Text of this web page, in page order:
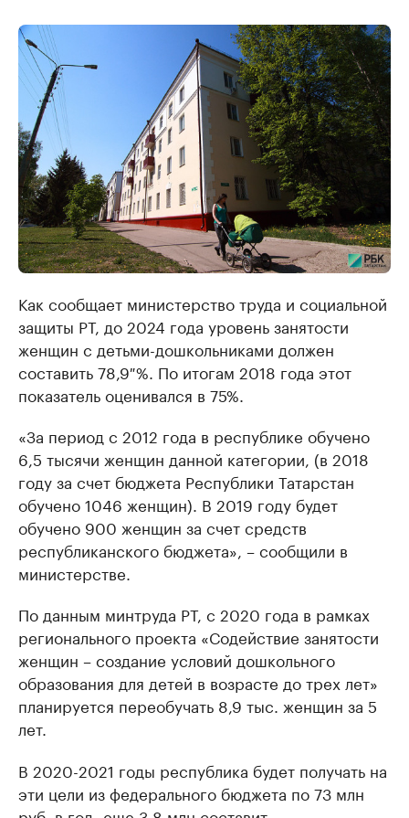
Как сообщает министерство труда и социальной
защиты РТ, до 2024 года уровень занятости
женщин с детьми-дошкольниками должен
составить 78,9 %. По итогам 2018 года этот
показатель оценивался в 75%.
«За период с 2012 года в республике обучено
6,5 тысячи женщин данной категории, (в 2018
году за счет бюджета Республики Татарстан
обучено 1046 женщин). В 2019 году будет
обучено 900 женщин за счет средств
республиканского бюджета», – сообщили в
министерстве.
По данным минтруда РТ, с 2020 года в рамках
регионального проекта «Содействие занятости
женщин – создание условий дошкольного
образования для детей в возрасте до трех лет»
планируется переобучать 8,9 тыс. женщин за 5
лет.
В 2020-2021 годы республика будет получать на
эти цели из федерального бюджета по 73 млн